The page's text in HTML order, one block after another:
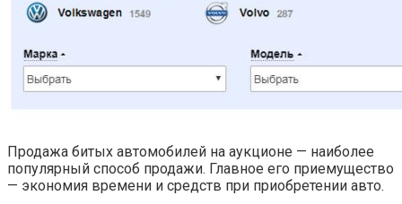
Продажа битых автомобилей на аукционе — наиболее
популярный способ продажи. Главное его приемущество
— экономия времени и средств при приобретении авто.